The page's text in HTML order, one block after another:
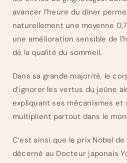
avancer l’heure du dîner
naturellement une moyenne
une amélioration sensible de
de la qualité du sommeil.
Dans sa grande majorité, le
d’ignorer les vertus du jeûne
expliquant ses mécanismes et
multiplient partout dans le
C’est ainsi que le prix Nobel
décerné au Docteur japonais